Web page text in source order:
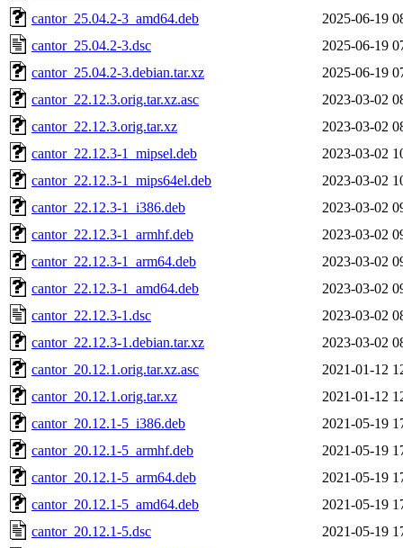
cantor_25.04.2-3_amd64.deb
2025-06-19
cantor_25.04.2-3.dsc
2025-06-19
cantor_25.04.2-3.debian.tar.xz
2025-06-19
cantor_22.12.3.orig.tar.xz.asc
2023-03-02
cantor_22.12.3.orig.tar.xz
2023-03-02
cantor_22.12.3-1_mipsel.deb
2023-03-02
cantor_22.12.3-1_mips64el.deb
2023-03-02
cantor_22.12.3-1_i386.deb
2023-03-02
cantor_22.12.3-1_armhf.deb
2023-03-02
cantor_22.12.3-1_arm64.deb
2023-03-02
cantor_22.12.3-1_amd64.deb
2023-03-02
cantor_22.12.3-1.dsc
2023-03-02
cantor_22.12.3-1.debian.tar.xz
2023-03-02
cantor_20.12.1.orig.tar.xz.asc
2021-01-12
cantor_20.12.1.orig.tar.xz
2021-01-12
cantor_20.12.1-5_i386.deb
2021-05-19
cantor_20.12.1-5_armhf.deb
2021-05-19
cantor_20.12.1-5_arm64.deb
2021-05-19
cantor_20.12.1-5_amd64.deb
2021-05-19
cantor_20.12.1-5.dsc
2021-05-19